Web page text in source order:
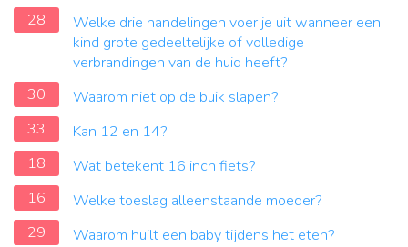
28
Welke drie handelingen voer je uit wanneer een
kind grote gedeeltelijke of volledige
verbrandingen van de huid heeft?
30
Waarom niet op de buik slapen?
33
Kan 12 en 14?
18
Wat betekent 16 inch fiets?
16
Welke toeslag alleenstaande moeder?
29
Waarom huilt een baby tijdens het eten?